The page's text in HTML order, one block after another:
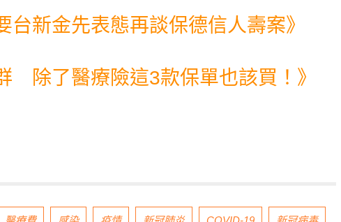
新金先表態再談保德信人壽案》
除了醫療險這3款保單也該買！ 》